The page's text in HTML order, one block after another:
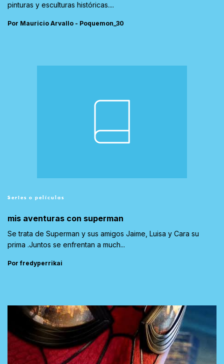
pinturas y esculturas históricas....
Por Mauricio Arvallo - Poquemon_30
Series o películas
mis aventuras con superman
Se trata de Superman y sus amigos Jaime, Luisa y Cara su
prima .Juntos se enfrentan a much...
Por fredyperrikai